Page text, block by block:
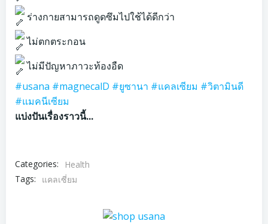
ร่างกายสามารถดูดซึมไปใช้ได้ดีกว่า
ไม่ตกตระกอน
ไม่มีปัญหาภาวะท้องอืด
#usana #magnecalD #ยูซานา #แคลเซียม #วิตามินดี
#แมคนีเซียม
แบ่งปันเรื่องราวนี้...
Categories:
Health
Tags:
แคลเซี่ยม